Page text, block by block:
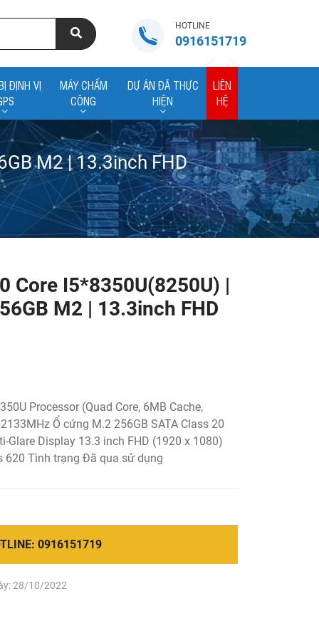
HOTLINE
0916151719
ĐỊNH VỊ
MÁY CHẤM
CÔNG
DỰ ÁN ĐÃ THỰC
HIỆN
LIÊN
HỆ
M2 | 13.3inch FHD
Core I5*8350U(8250U) |
M2 | 13.3inch FHD
Processor (Quad Core, 6MB Cache,
Ổ cứng M.2 256GB SATA Class 20
Glare Display 13.3 inch FHD (1920 x 1080)
620 Tình trạng Đã qua sử dụng
0916151719
28/10/2022